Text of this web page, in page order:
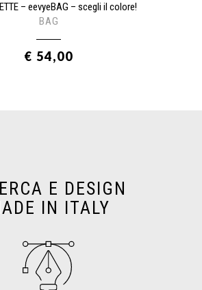
– eevyeBAG – scegli il colore!
BAG
€ 54,00
E DESIGN
IN ITALY